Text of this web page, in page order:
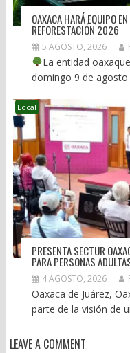
OAXACA HARÁ EQUIPO
REFORESTACIÓN 2026
5 AGOSTO, 2026
La entidad
domingo 9 de agosto
Local
PRESENTA SECTUR
PARA PERSONAS
4 AGOSTO, 2026
Oaxaca de Juárez,
parte de la visión de
LEAVE A COMMENT